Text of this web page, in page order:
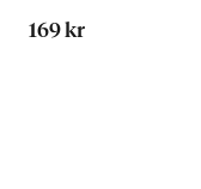
169 kr